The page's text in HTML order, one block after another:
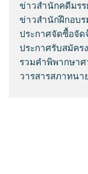
ข่าวสำนักคดีมร
ข่าวสำนักฝึกอบ
ประกาศจัดซื้อจัด
ประกาศรับสมัคร
รวมคำพิพากษาศ
วารสารสภาทนา